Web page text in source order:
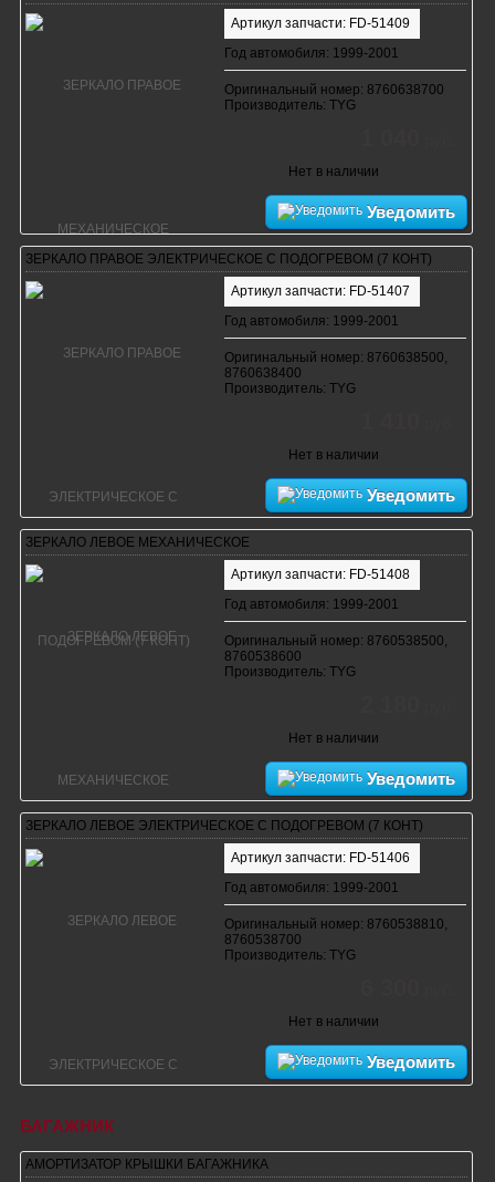
Артикул запчасти: FD-51409
Год автомобиля: 1999-2001
Оригинальный номер: 8760638700
Производитель: TYG
Нет в наличии
Уведомить
ЗЕРКАЛО ПРАВОЕ ЭЛЕКТРИЧЕСКОЕ С ПОДОГРЕВОМ (7 КОНТ)
Артикул запчасти: FD-51407
Год автомобиля: 1999-2001
Оригинальный номер: 8760638500,
8760638400
Производитель: TYG
Нет в наличии
Уведомить
ЗЕРКАЛО ЛЕВОЕ МЕХАНИЧЕСКОЕ
Артикул запчасти: FD-51408
Год автомобиля: 1999-2001
Оригинальный номер: 8760538500,
8760538600
Производитель: TYG
Нет в наличии
Уведомить
ЗЕРКАЛО ЛЕВОЕ ЭЛЕКТРИЧЕСКОЕ С ПОДОГРЕВОМ (7 КОНТ)
Артикул запчасти: FD-51406
Год автомобиля: 1999-2001
Оригинальный номер: 8760538810,
8760538700
Производитель: TYG
Нет в наличии
Уведомить
БАГАЖНИК
АМОРТИЗАТОР КРЫШКИ БАГАЖНИКА